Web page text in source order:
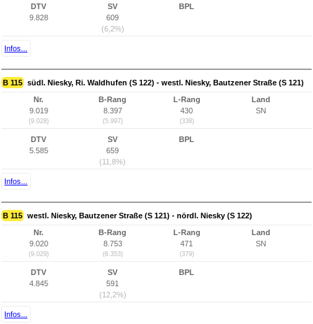
DTV
9.828
SV
609
(6,2%)
BPL
Infos...
B 115 südl. Niesky, Ri. Waldhufen (S 122) - westl. Niesky, Bautzener Straße (S 121)
Nr.
9.019
(9.028)
B-Rang
8.397
(5.997)
L-Rang
430
(338)
Land
SN
DTV
5.585
SV
659
(11,8%)
BPL
Infos...
B 115 westl. Niesky, Bautzener Straße (S 121) - nördl. Niesky (S 122)
Nr.
9.020
(9.029)
B-Rang
8.753
(6.353)
L-Rang
471
(379)
Land
SN
DTV
4.845
SV
591
(12,2%)
BPL
Infos...